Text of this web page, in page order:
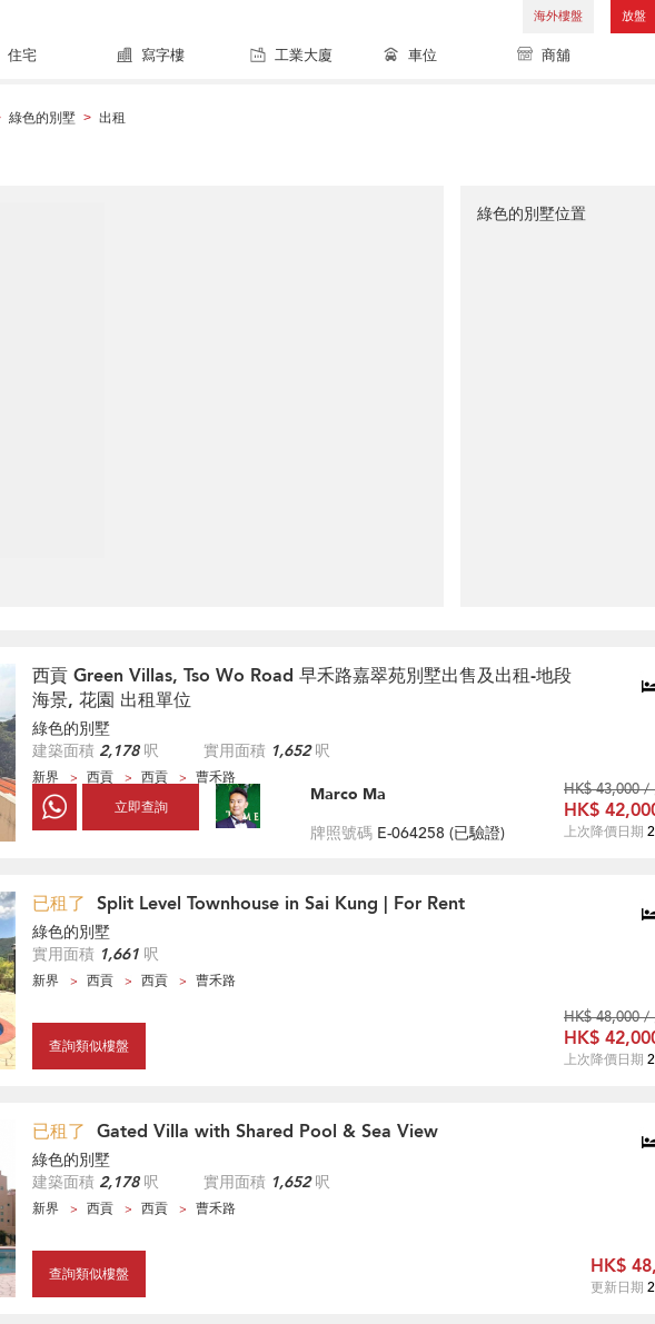
海外樓盤 放盤
住宅 寫字樓 工業大廈 車位 商舖
綠色的別墅 > 出租
綠色的別墅位置
西貢 Green Villas, Tso Wo Road 早禾路嘉翠苑別墅出售及出租-地段
海景, 花園 出租單位
綠色的別墅
建築面積 2,178呎 實用面積 1,652呎
新界 西貢 西貢
曹禾路
立即查詢
Marco Ma
牌照號碼 E-064258 (已驗證)
HK$ 43,000 /
HK$
上次降價日期
已租了 Split Level Townhouse in Sai Kung | For Rent
綠色的別墅
實用面積 1,661 呎
新界 西貢 西貢 曹禾路
查詢類似樓盤
HK$ 48,000 /
HK$
上次降價日期
已租了 Gated Villa with Shared Pool & Sea View
綠色的別墅
建築面積 2,178呎 實用面積 1,652呎
新界 西貢 西貢 曹禾路
查詢類似樓盤 HK$
更新日期